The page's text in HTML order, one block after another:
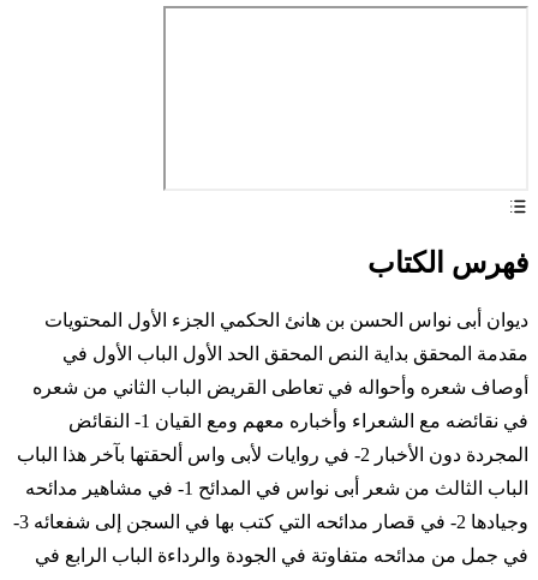
فهرس الكتاب
ديوان أبى نواس الحسن بن هانئ الحكمي الجزء الأول المحتويات
مقدمة المحقق بداية النص المحقق الحد الأول الباب الأول في
أوصاف شعره وأحواله في تعاطى القريض الباب الثاني من شعره
في نقائضه مع الشعراء وأخباره معهم ومع القيان 1- النقائض
المجردة دون الأخبار 2- في روايات لأبى واس ألحقتها بآخر هذا الباب
الباب الثالث من شعر أبى نواس في المدائح 1- في مشاهير مدائحه
وجيادها 2- في قصار مدائحه التي كتب بها في السجن إلى شفعائه 3-
في جمل من مدائحه متفاوتة في الجودة والرداءة الباب الرابع في